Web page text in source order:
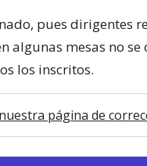
pues dirigentes
algunas mesas no se
los inscritos.
página de